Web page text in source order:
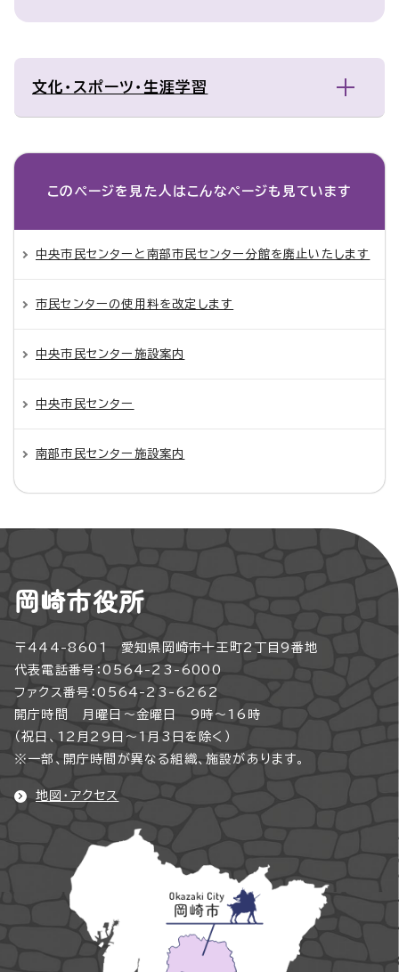
文化・スポーツ・生涯学習
このページを見た人は こんなページも見ています
中央市民センターと南部市民センター分館を廃止いたします
市民センターの使用料を改定します
中央市民センター施設案内
中央市民センター
南部市民センター施設案内
岡崎市役所
〒444-8601 愛知県岡崎市十王町2丁目9番地
代表電話番号：0564-23-6000
ファクス番号：0564-23-6262
開庁時間 月曜日～金曜日 9時～16時
（祝日、12月29日～1月3日を除く）
※一部、開庁時間が異なる組織、施設があります。
地図・アクセス